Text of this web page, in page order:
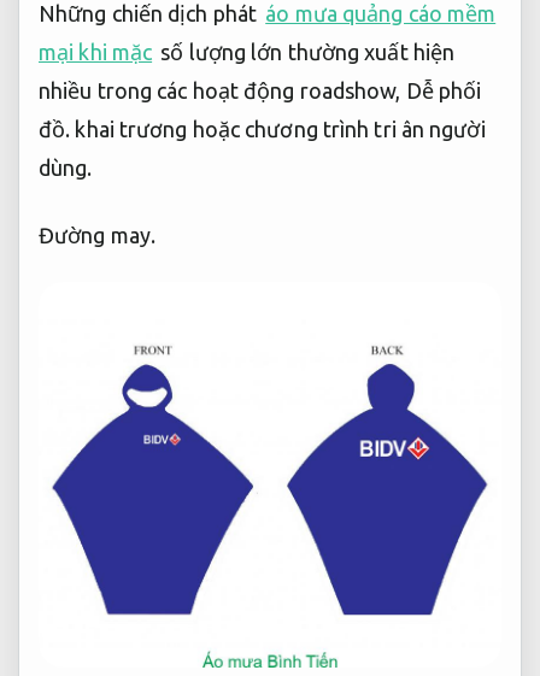
Những chiến dịch phát áo mưa quảng cáo mềm
mại khi mặc số lượng lớn thường xuất hiện
nhiều trong các hoạt động roadshow, Dễ phối
đồ. khai trương hoặc chương trình tri ân người
dùng.
Đường may.